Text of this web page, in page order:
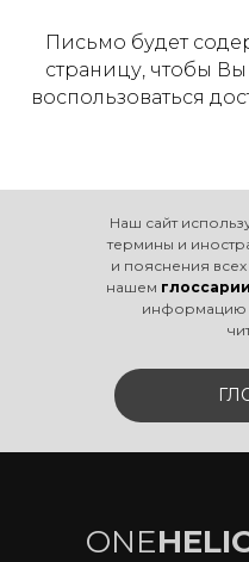
Письмо будет
страницу, чтобы
воспользоваться
Наш сайт
термины и
и пояснения
нашем глоссарии
информацию
ONE